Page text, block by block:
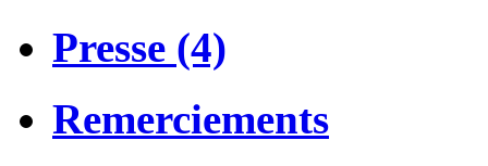
Presse (4)
Remerciements